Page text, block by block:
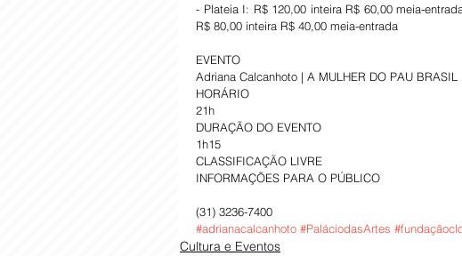
- Plateia I: R$ 120,00 inteira R$ 60,00 meia-
R$ 80,00 inteira R$ 40,00 meia-entrada
EVENTO
Adriana Calcanhoto | A MULHER DO PAU BRASIL
HORÁRIO
21h
DURAÇÃO DO EVENTO
1h15
CLASSIFICAÇÃO LIVRE
INFORMAÇÕES PARA O PÚBLICO
(31) 3236-7400
#adrianacalcanhoto #PaláciodasArtes
Cultura e Eventos